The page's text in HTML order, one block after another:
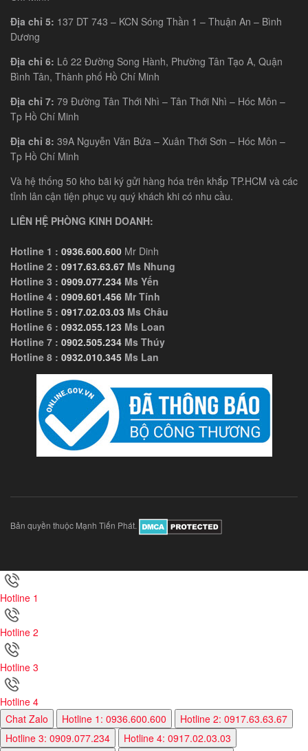
Địa chỉ 5: 137 DT 743 – KCN Sóng Thần 1 – Thuận An – Bình
Dương
Địa chỉ 6: Lô 22 Đường Song Hành, Phường Tân Tạo A, Quận
Bình Tân, Thành phố Hồ Chí Minh
Địa chỉ 7: 79 Đường Tân Thới Nhì – Tân Thới Nhì – Hóc Môn –
Tp Hồ Chí Minh
Địa chỉ 8: 39A Nguyễn Văn Bứa – Xuân Thới Sơn – Hóc Môn –
Tp Hồ Chí Minh
Và hệ thống 50 kho bãi ký gửi hàng hóa trên khắp TP.HCM và các
tỉnh lân cận tiện phục vụ quý khách khi có nhu cầu.
LIÊN HỆ PHÒNG KINH DOANH:
Hotline 1 : 0936.600.600 Mr Dinh
Hotline 2 : 0917.63.63.67 Ms Nhung
Hotline 3 : 0909.077.234 Ms Yến
Hotline 4 : 0909.601.456 Mr Tính
Hotline 5 : 0917.02.03.03 Ms Châu
Hotline 6 : 0932.055.123 Ms Loan
Hotline 7 : 0902.505.234 Ms Thúy
Hotline 8 : 0932.010.345 Ms Lan
Bản quyền thuộc Mạnh Tiến Phát.
Hotline 1
Hotline 2
Hotline 3
Hotline 4
Chat Zalo
Hotline 1: 0936.600.600
Hotline 2: 0917.63.63.67
Hotline 3: 0909.077.234
Hotline 4: 0917.02.03.03